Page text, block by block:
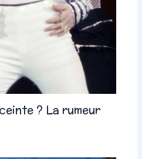
? La rumeur